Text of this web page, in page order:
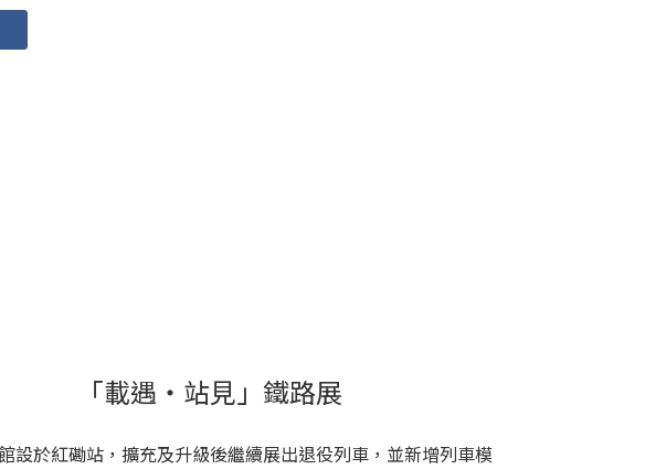
「載遇‧站見」鐵路展
設於紅磡站，擴充及升級後繼續展出退役列車，並新增列車模